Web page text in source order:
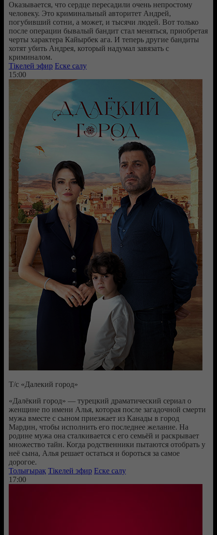
Оказывается, что сердце пересадили очень непростому
человеку. Это криминальный авторитет Андрей,
погубивший сотни, а может, и тысячи людей. Вот только
после операции бывалый бандит стал меняться, приобретая
черты характера Кайырбек ага. И теперь другие бандиты
хотят убить Андрея, который надумал завязать с
криминалом.
Тікелей эфир Еске салу
15:00
Т/с «Далекий город»
«Далёкий город» — турецкий драматический сериал о
женщине по имени Алья, которая после загадочной смерти
мужа вместе с сыном приезжает из Канады в город
Мардин, чтобы исполнить его последнее желание. На
родине мужа она сталкивается с его семьёй и раскрывает
множество тайн. Когда родственники пытаются отобрать у
неё сына, Алья решает остаться и бороться за самое
дорогое.
Толығырақ Тікелей эфир Еске салу
17:00